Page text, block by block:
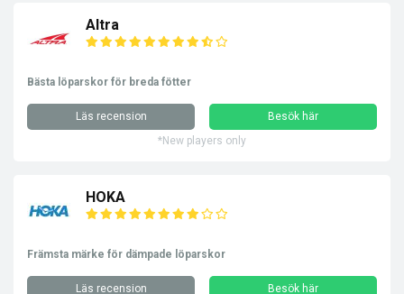
Altra
Bästa löparskor för breda fötter
Läs recension
Besök här
*New players only
HOKA
Främsta märke för dämpade löparskor
Läs recension Besök här